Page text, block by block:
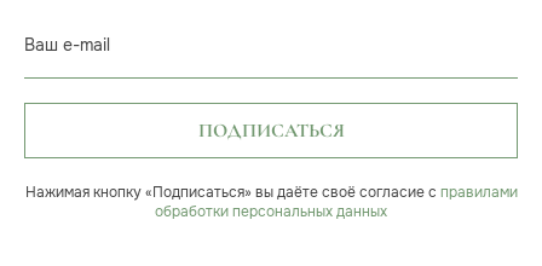
Ваш e-mail
ПОДПИСАТЬСЯ
Нажимая кнопку «Подписаться» вы даёте своё согласие с правилами
обработки персональных данных